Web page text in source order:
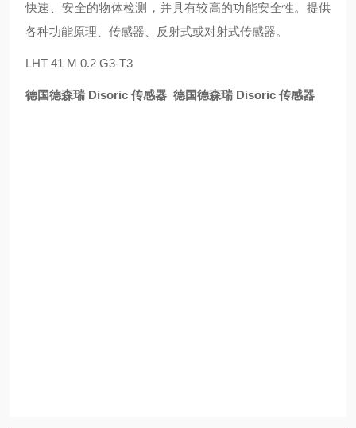
快速、安全的物体检测，并具有较高的功能安全性。提供
各种功能原理、传感器、反射式或对射式传感器。
LHT 41 M 0.2 G3-T3
德国德森瑞 Disoric 传感器 德国德森瑞 Disoric 传感器